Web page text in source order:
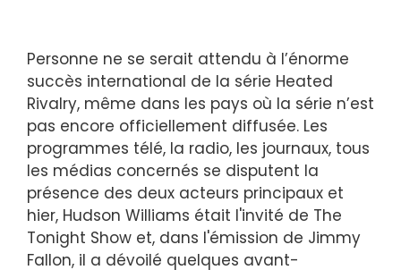
Personne ne se serait attendu à l’énorme
succès international de la série Heated
Rivalry, même dans les pays où la série n’est
pas encore officiellement diffusée. Les
programmes télé, la radio, les journaux, tous
les médias concernés se disputent la
présence des deux acteurs principaux et
hier, Hudson Williams était l'invité de The
Tonight Show et, dans l'émission de Jimmy
Fallon, il a dévoilé quelques avant-